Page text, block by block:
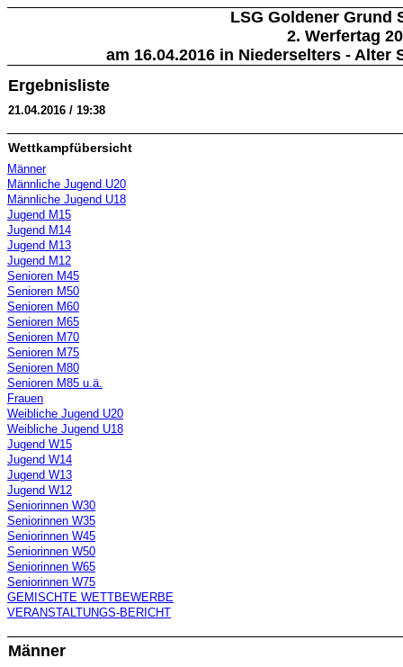
LSG Goldener Grund
2. Werfertag
am 16.04.2016 in Niederselters - Alter
Ergebnisliste
21.04.2016 / 19:38
Wettkampfübersicht
Männer
Männliche Jugend U20
Männliche Jugend U18
Jugend M15
Jugend M14
Jugend M13
Jugend M12
Senioren M45
Senioren M50
Senioren M60
Senioren M65
Senioren M70
Senioren M75
Senioren M80
Senioren M85 u.ä.
Frauen
Weibliche Jugend U20
Weibliche Jugend U18
Jugend W15
Jugend W14
Jugend W13
Jugend W12
Seniorinnen W30
Seniorinnen W35
Seniorinnen W45
Seniorinnen W50
Seniorinnen W65
Seniorinnen W75
GEMISCHTE WETTBEWERBE
VERANSTALTUNGS-BERICHT
Männer